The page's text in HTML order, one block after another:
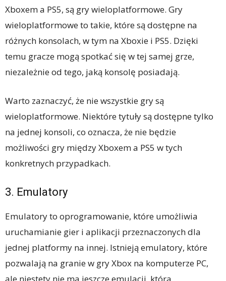
Xboxem a PS5, są gry wieloplatformowe. Gry
wieloplatformowe to takie, które są dostępne na
różnych konsolach, w tym na Xboxie i PS5. Dzięki
temu gracze mogą spotkać się w tej samej grze,
niezależnie od tego, jaką konsolę posiadają.
Warto zaznaczyć, że nie wszystkie gry są
wieloplatformowe. Niektóre tytuły są dostępne tylko
na jednej konsoli, co oznacza, że nie będzie
możliwości gry między Xboxem a PS5 w tych
konkretnych przypadkach.
3. Emulatory
Emulatory to oprogramowanie, które umożliwia
uruchamianie gier i aplikacji przeznaczonych dla
jednej platformy na innej. Istnieją emulatory, które
pozwalają na granie w gry Xbox na komputerze PC,
ale niestety nie ma jeszcze emulacji, która